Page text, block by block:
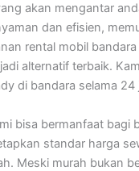
akan mengantar
dan efisien,
rental mobil
alternatif terbaik.
di bandara selama 24
bisa bermanfaat bagi
standar harga
Meski murah bukan